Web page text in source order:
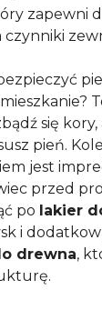
zapewni
czynniki
się kory,
pień.
jest
przed
po lakier
i
drewna,